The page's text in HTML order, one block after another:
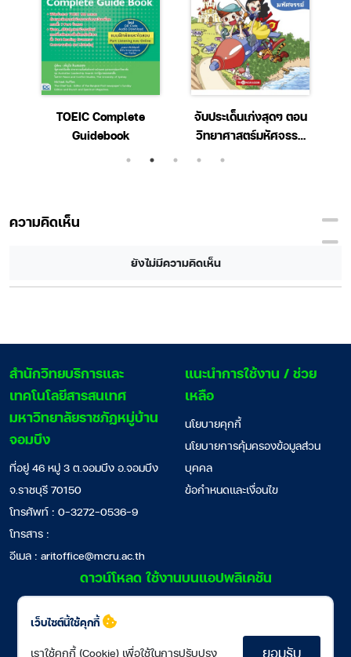
TOEIC Complete
Guidebook
จับประเด็นเก่งสุดๆ ตอน
วิทยาศาสตร์มหัศจรรย์
(ฉบับการ์ตูน)
ความคิดเห็น
ยังไม่มีความคิดเห็น
เว็บไซต์นี้ใช้คุกกี้
เราใช้คุกกี้ (Cookie) เพื่อใช้ในการปรับปรุง ยอมรับ
สํานักวิทยบริการและ
เทคโนโลยีสารสนเทศ
มหาวิทยาลัยราชภัฏหมู่บ้าน
จอมบึง
ที่อยู่ 46 หมู่ 3 ต.จอมบึง อ.จอมบึง
จ.ราชบุรี 70150
โทรศัพท์ : 0-3272-0536-9
โทรสาร :
อีเมล : aritoffice@mcru.ac.th
แนะนำการใช้งาน / ช่วย
เหลือ
นโยบายคุกกี้
นโยบายการคุ้มครองข้อมูลส่วน
บุคคล
ข้อกำหนดและเงื่อนไข
ดาวน์โหลด ใช้งานบนแอปพลิเคชัน